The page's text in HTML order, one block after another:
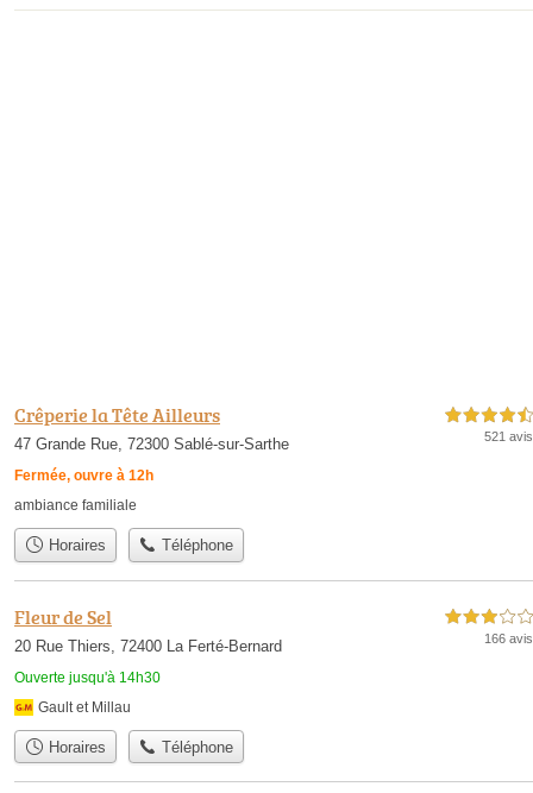
Crêperie la Tête Ailleurs
47 Grande Rue, 72300 Sablé-sur-Sarthe
Fermée, ouvre à 12h
4,5 étoiles sur 5
521 avis
ambiance familiale
Horaires Téléphone
Fleur de Sel
20 Rue Thiers, 72400 La Ferté-Bernard
Ouverte jusqu'à 14h30
3,0 étoiles sur 5
166 avis
Gault et Millau
Horaires Téléphone